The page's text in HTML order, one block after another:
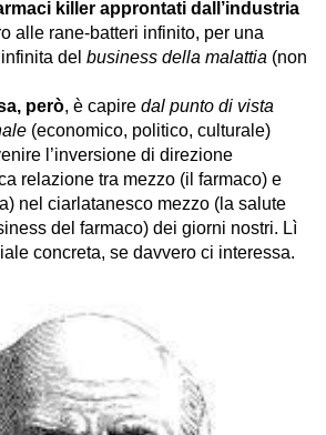
killer approntati dall’industria
alle rane-batteri infinito, per una
del business della malattia (non
però, è capire dal punto di vista
(economico, politico, culturale)
l’inversione di direzione
relazione tra mezzo (il farmaco) e
nel ciarlatanesco mezzo (la salute
del farmaco) dei giorni nostri. Lì
concreta, se davvero ci interessa.